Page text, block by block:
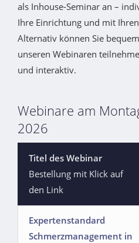
als Inhouse-Seminar an –
Ihre Einrichtung und mit
Alternativ können Sie
unseren Webinaren
und interaktiv.
Webinare am
2026
Titel des Webinar
Bestellung mit Klick auf
den Link
Expertenstandard
Schmerzmanagement in